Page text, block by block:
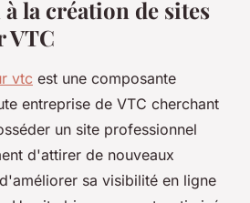
la création de sites
VTC
vtc est une composante
entreprise de VTC cherchant
un site professionnel
d'attirer de nouveaux
sa visibilité en ligne